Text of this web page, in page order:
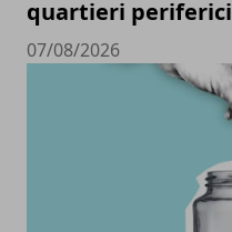
quartieri periferici
07/08/2026